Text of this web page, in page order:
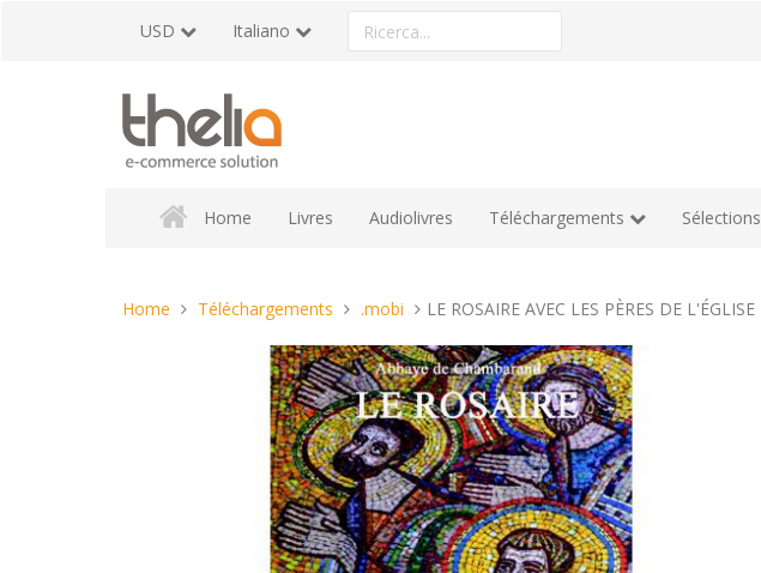
USD Italiano
Ricerca
un
Home Livres Audiolivres Téléchargements Sélections
Tu
Home Téléchargements .mobi LE ROSAIRE AVEC LES PÈRES DE L'ÉGLISE